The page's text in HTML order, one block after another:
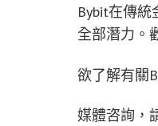
Bybit在傳統
全部潛力。
欲了解有關
媒體咨詢，